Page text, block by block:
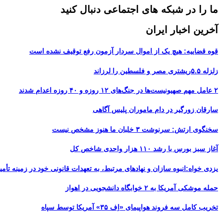
ما را در شبکه های اجتماعی دنبال کنید
آخرین اخبار ایران
قوه قضاییه: هیچ یک از اموال سردار آزمون رفع توقیف نشده است
زلزله ۵.۵ریشتری مصر و فلسطین را لرزاند
۲ عامل مهم صهیونیست‌ها در جنگ‌های ۱۲ روزه و ۴۰ روزه اعدام شدند
سارقان زورگیر در دام ماموران پلیس آگاهی
سخنگوی ارتش: سرنوشت ۳ خلبان ما هنوز مشخص نیست
آغاز سبز بورس با رشد ۱۱۰ هزار واحدی شاخص کل
یزدی خواه:انبوه سازان و نهادهای مرتبط، به تعهدات قانونی خود در زمینه
حمله موشکی آمریکا به ۲ خوابگاه دانشجویی در اهواز
تخریب کامل سه فروند هواپیمای «اِف ۳۵» آمریکا توسط سپاه